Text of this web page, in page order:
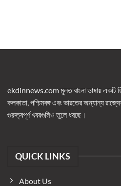
ekdinnews.com মূলত বাংলা ভাষায় একটি
কলকাতা, পশ্চিমবঙ্গ এবং ভারতের অন্যান্য
গুরুত্বপূর্ণ খবরগুলিও তুলে ধরছে।
QUICK LINKS
About Us